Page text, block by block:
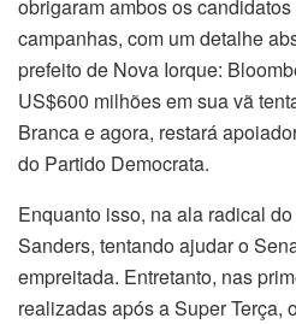
obrigaram ambos os
campanhas, com um detalhe
prefeito de Nova Iorque:
US$600 milhões em sua vã
Branca e agora, restará
do Partido Democrata.
Enquanto isso, na ala radical
Sanders, tentando ajudar o
empreitada. Entretanto, nas
realizadas após a Super Terça,